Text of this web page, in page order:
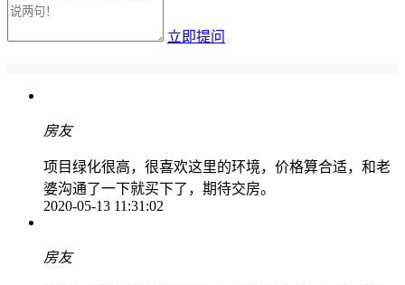
立即提问
房友
项目绿化很高，很喜欢这里的环境，价格算合适，和老
婆沟通了一下就买下了，期待交房。
2020-05-13 11:31:02
房友